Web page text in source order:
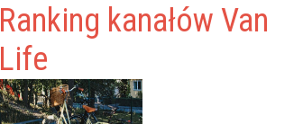
Ranking kanałów Van
Life